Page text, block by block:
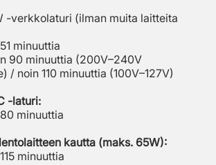
-verkkolaturi (ilman muita laitteita
minuuttia
90 minuuttia (200V–240V
/ noin 110 minuuttia (100V–127V)
-laturi:
minuuttia
kautta (maks. 65W):
minuuttia